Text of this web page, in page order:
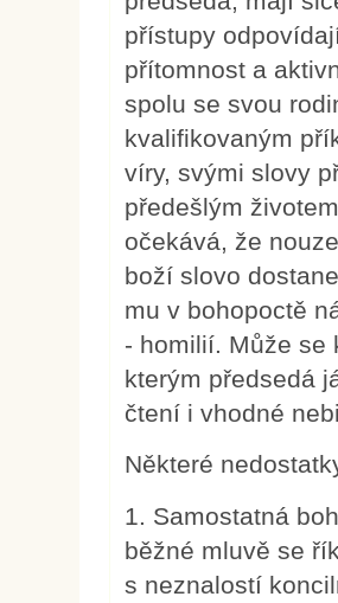
přístupy
přítomnost a
spolu se svou
kvalifikovaným
víry, svými slovy
předešlým
očekává, že
boží slovo
mu v bohopoctě
- homilií. Může se
kterým předsedá
čtení i vhodné
Některé
1. Samostatná
běžné mluvě se
s neznalostí